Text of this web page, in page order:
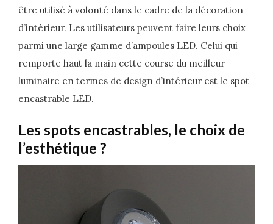
être utilisé à volonté dans le cadre de la décoration
d’intérieur. Les utilisateurs peuvent faire leurs choix
parmi une large gamme d’ampoules LED. Celui qui
remporte haut la main cette course du meilleur
luminaire en termes de design d’intérieur est le spot
encastrable LED.
Les spots encastrables, le choix de
l’esthétique ?